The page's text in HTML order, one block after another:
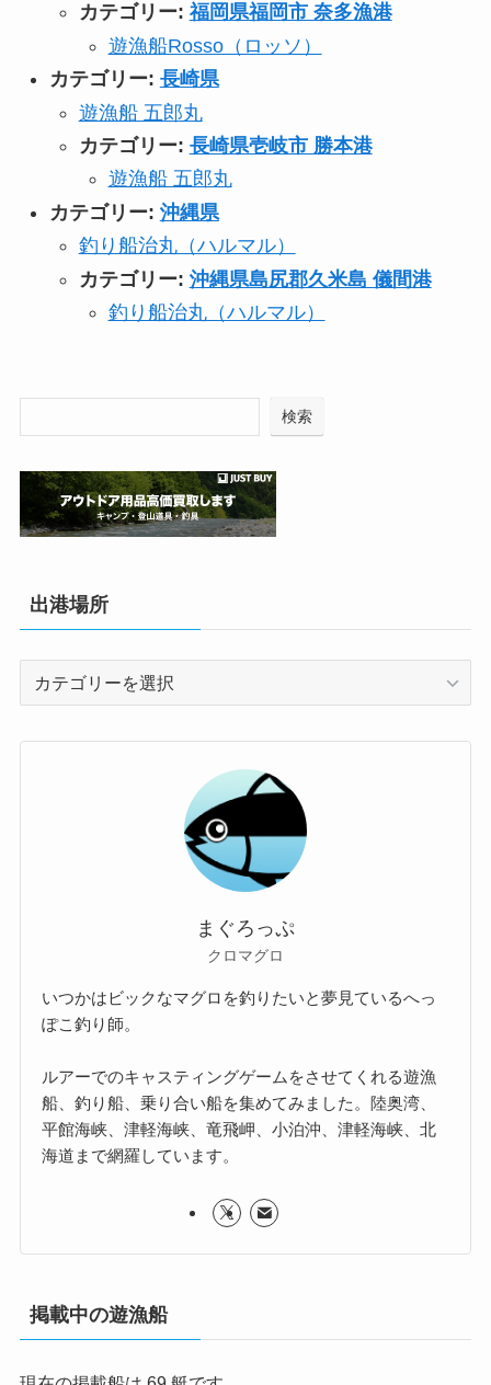
カテゴリー: 福岡県福岡市 奈多漁港
遊漁船Rosso（ロッソ）
カテゴリー: 長崎県
遊漁船 五郎丸
カテゴリー: 長崎県壱岐市 勝本港
遊漁船 五郎丸
カテゴリー: 沖縄県
釣り船治丸（ハルマル）
カテゴリー: 沖縄県島尻郡久米島 儀間港
釣り船治丸（ハルマル）
検索
出港場所
まぐろっぷ
クロマグロ
いつかはビックなマグロを釣りたいと夢見ているへっ
ぽこ釣り師。
ルアーでのキャスティングゲームをさせてくれる遊漁
船、釣り船、乗り合い船を集めてみました。陸奥湾、
平館海峡、津軽海峡、竜飛岬、小泊沖、津軽海峡、北
海道まで網羅しています。
掲載中の遊漁船